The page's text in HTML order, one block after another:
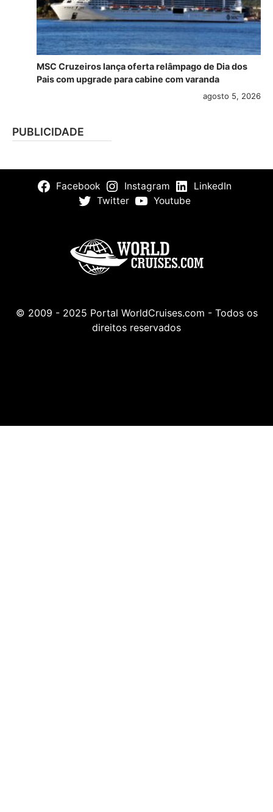
MSC Cruzeiros lança oferta relâmpago de Dia dos
Pais com upgrade para cabine com varanda
agosto 5, 2026
PUBLICIDADE
Facebook Instagram
LinkedIn
Twitter
Youtube
© 2009 - 2025 Portal WorldCruises.com - Todos os
direitos reservados